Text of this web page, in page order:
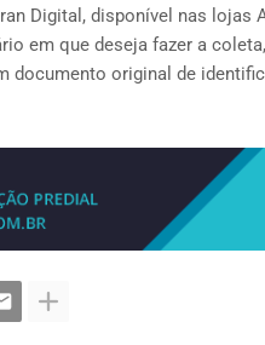
Digital, disponível nas lojas
em que deseja fazer a
documento original de